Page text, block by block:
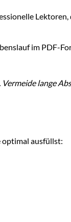
Lektoren,
im PDF-
lange
optimal ausfüllst: